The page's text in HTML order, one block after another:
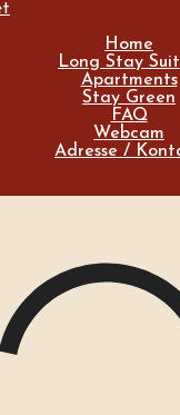
exclusive content
First name
Enter email
Home
Long Stay
Apartments
Stay Green
FAQ
Webcam
Adresse /